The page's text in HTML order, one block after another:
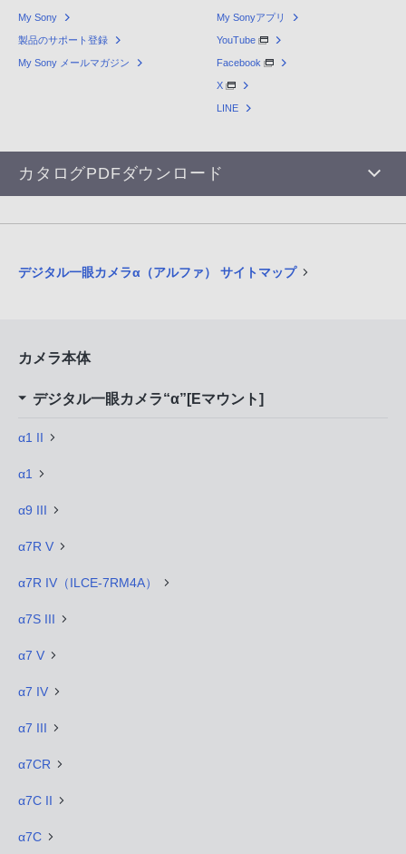
My Sony
製品のサポート登録
My Sony メールマガジン
My Sonyアプリ
YouTube
Facebook
X
LINE
カタログPDFダウンロード
デジタル一眼カメラα（アルファ） サイトマップ
カメラ本体
デジタル一眼カメラ“α”[Eマウント]
α1 II
α1
α9 III
α7R V
α7R IV（ILCE-7RM4A）
α7S III
α7 V
α7 IV
α7 III
α7CR
α7C II
α7C